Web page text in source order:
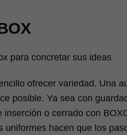
para concretar sus ideas
ofrecer variedad. Una
posible. Ya sea con
inserción o cerrado con
uniformes hacen que los